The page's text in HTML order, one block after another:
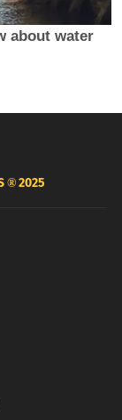
®2025